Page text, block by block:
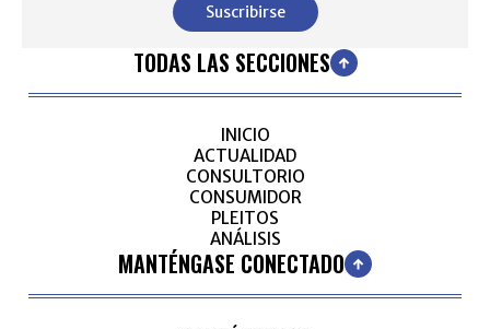
Suscribirse
TODAS LAS SECCIONES
INICIO
ACTUALIDAD
CONSULTORIO
CONSUMIDOR
PLEITOS
ANÁLISIS
MANTÉNGASE CONECTADO